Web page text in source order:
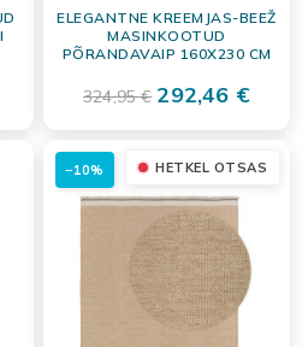
ELEGANTNE KREEMJAS-BEEŽ
MASINKOOTUD
PÕRANDAVAIP 160X230 CM
324,95 € 292,46 €
HETKEL OTSAS
−10%